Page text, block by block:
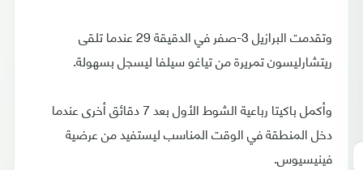
وتقدمت البرازيل 3-صفر في الدقيقة 29 عندما تلقى
ريتشارليسون تمريرة من تياغو سيلفا ليسجل بسهولة.
وأكمل باكيتا رباعية الشوط الأول بعد 7 دقائق أخرى عندما
دخل المنطقة في الوقت المناسب ليستفيد من عرضية
فينيسيوس.